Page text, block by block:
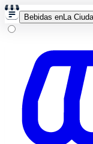
Bebidas enLa